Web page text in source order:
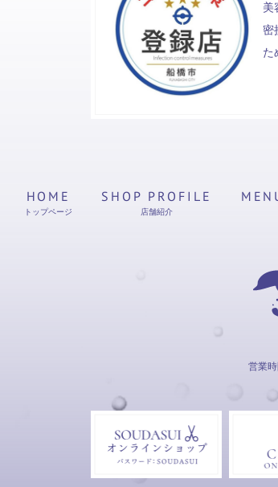
美
密
た
HOME
トップページ
SHOP PROFILE
店舗紹介
営業